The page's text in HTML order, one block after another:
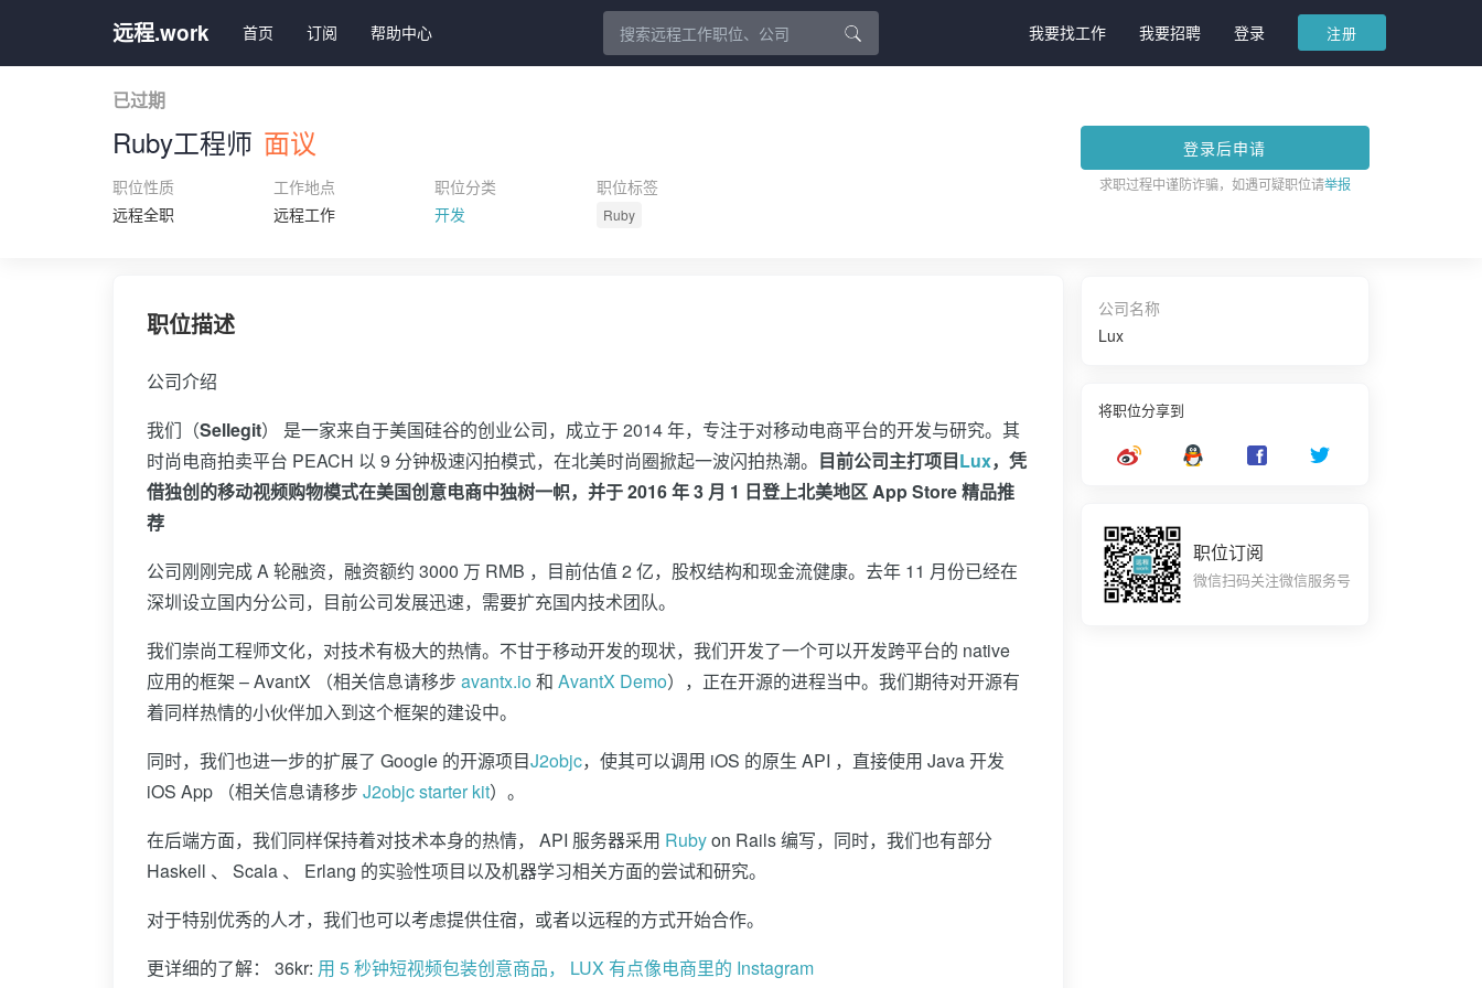
远程.work 首页 订阅 帮助中心 我要找工作 我要招聘 登录 注册
已过期
Ruby工程师 面议
职位性质
远程全职
工作地点
远程工作
职位分类
开发
职位标签
Ruby
登录后申请
求职过程中谨防诈骗，如遇可疑职位请举报
职位描述
公司介绍
我们（Sellegit） 是一家来自于美国硅谷的创业公司，成立于 2014 年，专注于对移动电商平台的开发与研究。其
时尚电商拍卖平台 PEACH 以 9 分钟极速闪拍模式，在北美时尚圈掀起一波闪拍热潮。 目前公司主打项目Lux，凭
借独创的移动视频购物模式在美国创意电商中独树一帜，并于 2016 年 3 月 1 日登上北美地区 App Store 精品推
荐
公司刚刚完成 A 轮融资，融资额约 3000 万 RMB ，目前估值 2 亿，股权结构和现金流健康。去年 11 月份已经在
深圳设立国内分公司，目前公司发展迅速，需要扩充国内技术团队。
我们崇尚工程师文化，对技术有极大的热情。不甘于移动开发的现状，我们开发了一个可以开发跨平台的 native
应用的框架 – AvantX （相关信息请移步 avantx.io和 AvantX Demo），正在开源的进程当中。我们期待对开源有
着同样热情的小伙伴加入到这个框架的建设中。
同时，我们也进一步的扩展了 Google 的开源项目J2objc，使其可以调用 iOS 的原生 API ，直接使用 Java 开发
iOS App （相关信息请移步 J2objc starter kit）。
在后端方面，我们同样保持着对技术本身的热情， API 服务器采用 Rubyon Rails 编写，同时，我们也有部分
Haskell 、 Scala 、 Erlang 的实验性项目以及机器学习相关方面的尝试和研究。
对于特别优秀的人才，我们也可以考虑提供住宿，或者以远程的方式开始合作。
更详细的了解： 36kr: 用 5 秒钟短视频包装创意商品， LUX 有点像电商里的 Instagram
公司名称
Lux
将职位分享到
职位订阅
微信扫码关注微信服务号